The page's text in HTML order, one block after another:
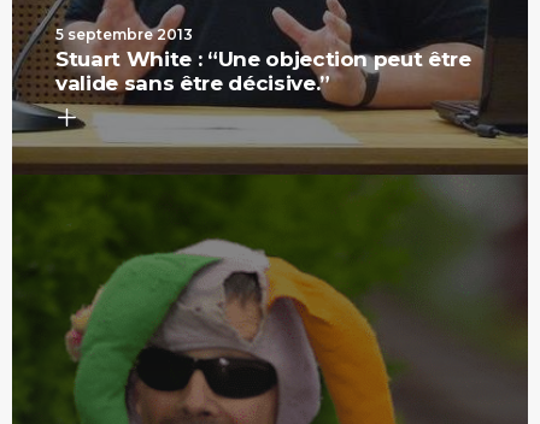
5 septembre 2013
Stuart White : “Une objection peut être
valide sans être décisive.”